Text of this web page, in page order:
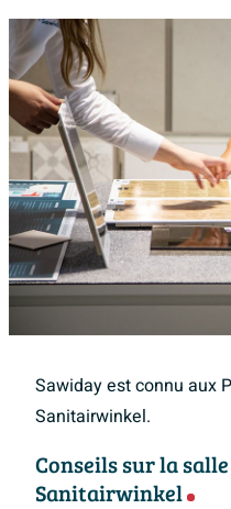
Sawiday est connu aux
Sanitairwinkel.
Conseils sur la
Sanitairwinkel